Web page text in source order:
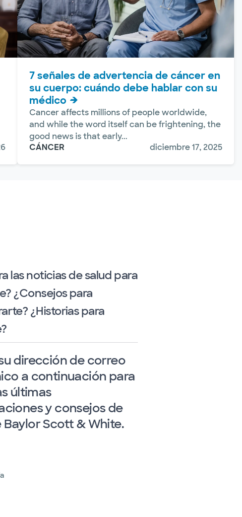
7 señales de advertencia de cáncer en
su cuerpo: cuándo debe hablar con su
médico
Cancer affects millions of people worldwide,
and while the word itself can be frightening, the
good news is that early...
CÁNCER
diciembre 17, 2025
las noticias de salud para
¿Consejos para
¿Historias para
dirección de correo
a continuación para
últimas
y consejos de
Baylor Scott & White.